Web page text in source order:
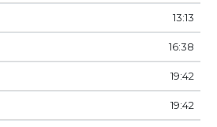
13:13
16:38
19:42
19:42